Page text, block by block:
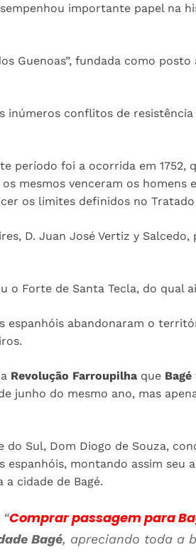
importante papel na
Guenoas”, fundada como posto
inúmeros conflitos de
período foi a ocorrida em 1752,
mesmos venceram os homens
os limites definidos no
D. Juan José Vertiz y
o Forte de Santa Tecla, do qual
espanhóis abandonaram o
Revolução Farroupilha que Bagé
junho do mesmo ano, mas
do Sul, Dom Diogo de Souza,
montando assim seu
a cidade de Bagé.
Comprar passagem para
Bagé, apreciando toda a